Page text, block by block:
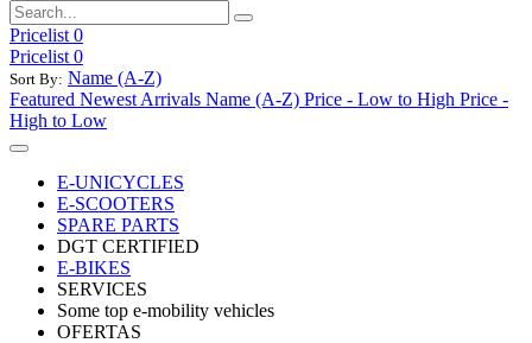
Pricelist 0
Pricelist 0
Sort By: Name (A-Z)
Featured Newest Arrivals Name (A-Z) Price - Low to High Price -
High to Low
E-UNICYCLES
E-SCOOTERS
SPARE PARTS
DGT CERTIFIED
E-BIKES
SERVICES
Some top e-mobility vehicles
OFERTAS